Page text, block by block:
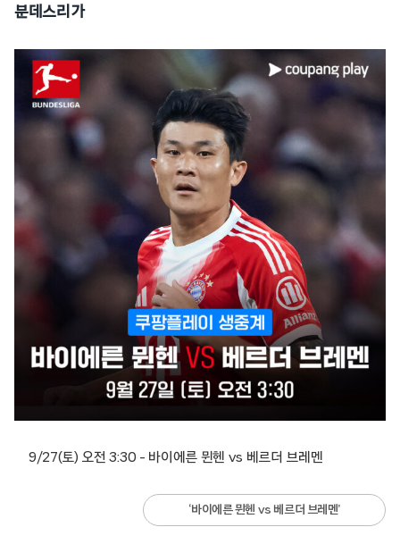
분데스리가
9/27(토) 오전 3:30 – 바이에른 뮌헨 vs 베르더 브레멘
‘바이에른 뮌헨 vs 베르더 브레멘’